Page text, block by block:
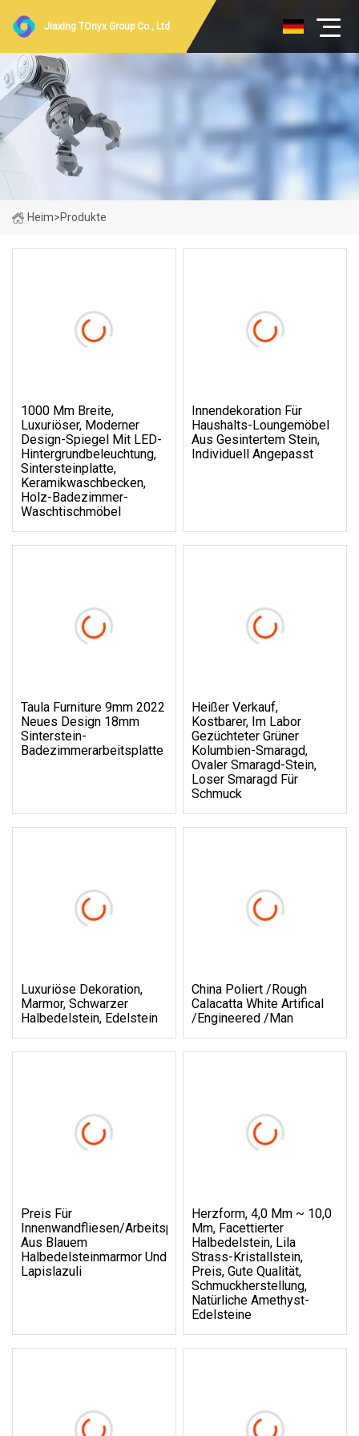
Jiaxing TOnyx Group Co., Ltd
Heim>Produkte
1000 Mm Breite,
Luxuriöser, Moderner
Design-Spiegel Mit LED-
Hintergrundbeleuchtung,
Sintersteinplatte,
Keramikwaschbecken,
Holz-Badezimmer-
Waschtischmöbel
Innendekoration Für
Haushalts-Loungemöbel
Aus Gesintertem Stein,
Individuell Angepasst
Taula Furniture 9mm 2022
Neues Design 18mm
Sinterstein-
Badezimmerarbeitsplatte
Heißer Verkauf,
Kostbarer, Im Labor
Gezüchteter Grüner
Kolumbien-Smaragd,
Ovaler Smaragd-Stein,
Loser Smaragd Für
Schmuck
Luxuriöse Dekoration,
Marmor, Schwarzer
Halbedelstein, Edelstein
China Poliert /Rough
Calacatta White Artifical
/Engineered /Man
Preis Für
Innenwandfliesen/Arbeitsplatten
Aus Blauem
Halbedelsteinmarmor Und
Lapislazuli
Herzform, 4,0 Mm ~ 10,0
Mm, Facettierter
Halbedelstein, Lila
Strass-Kristallstein,
Preis, Gute Qualität,
Schmuckherstellung,
Natürliche Amethyst-
Edelsteine